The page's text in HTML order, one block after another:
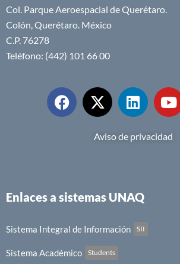
Col. Parque Aeroespacial de Querétaro.
Colón, Querétaro. México
C.P. 76278
Teléfono: (442) 101 66 00
Aviso de privacidad
Enlaces a sistemas UNAQ
Sistema Integral de Información SII
Sistema Académico Students